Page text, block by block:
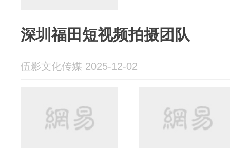
深圳福田短视频拍摄团队
伍影文化传媒 2025-12-02